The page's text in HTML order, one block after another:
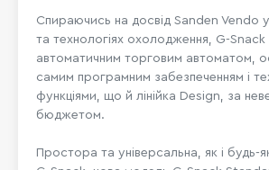
Спираючись на досвід Sanden Vendo у
та технологіях охолодження, G-
автоматичним торговим автоматом,
самим програмним забезпеченням і
функціями, що й лінійка Design, за
бюджетом.
Простора та універсальна, як і будь-